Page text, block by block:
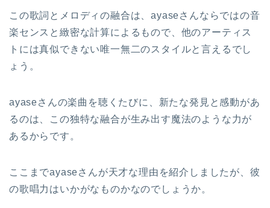
この歌詞とメロディの融合は、ayaseさんならではの音
楽センスと緻密な計算によるもので、他のアーティス
トには真似できない唯一無二のスタイルと言えるでし
ょう。
ayaseさんの楽曲を聴くたびに、新たな発見と感動があ
るのは、この独特な融合が生み出す魔法のような力が
あるからです。
ここまでayaseさんが天才な理由を紹介しましたが、彼
の歌唱力はいかがなものかなのでしょうか。